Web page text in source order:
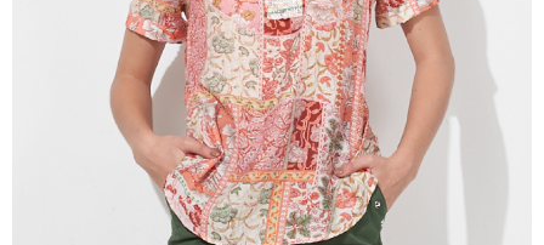
１．透過由恩沛科技股份有限公司提供之「AFTEE先享後付」服務完成之交
易，需依本服務之必要範圍內提供個人資料，並將交易相關給付款項請求債
權轉讓予恩沛科技股份有限公司。
２．關於個人資料處理事宜，請瀏覽以下網址：
https://aftee.tw/terms/#terms3
３．未成年的使用者請事先徵得法定代理人或監護人之同意方可使用
「AFTEE先享後付」，若未經同意申辦者引起之損失，本公司不負相關責
４．使用「AFTEE先享後付」時，將依據個別帳號之用戶狀況，依本公司即
時審查核予不同之上限額度；若仍有額度不足之情形，本公司將視審查結果